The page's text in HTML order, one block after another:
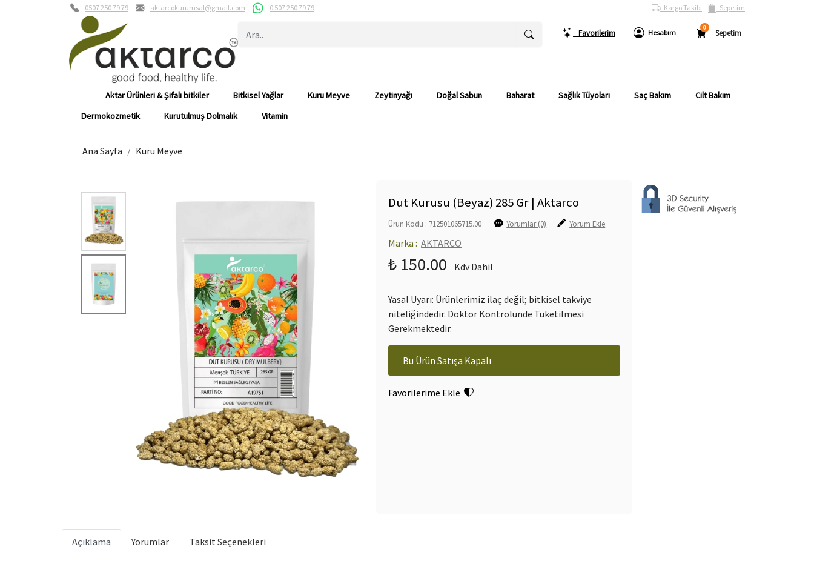
0507 250 79 79 aktarcokurumsal@gmail.com 0 507 250 79 79 Kargo Takibi Sepetim
Favorilerim Hesabım Sepetim
0
Aktar Ürünleri & Şifalı bitkiler Bitkisel Yağlar Kuru Meyve Zeytinyağı Doğal Sabun Baharat Sağlık Tüyoları Saç Bakım
Cilt Bakım
Dermokozmetik
Kurutulmuş Dolmalık Vitamin
Ana Sayfa Kuru Meyve
Dut Kurusu (Beyaz) 285 Gr | Aktarco
Ürün Kodu : 712501065715.00 Yorumlar (0) Yorum Ekle
Marka :AKTARCO
₺ 150.00 Kdv Dahil
Yasal Uyarı: Ürünlerimiz ilaç değil; bitkisel takviye
niteliğindedir. Doktor Kontrolünde Tüketilmesi
Gerekmektedir.
Bu Ürün Satışa Kapalı
Favorilerime Ekle
Açıklama Yorumlar Taksit Seçenekleri